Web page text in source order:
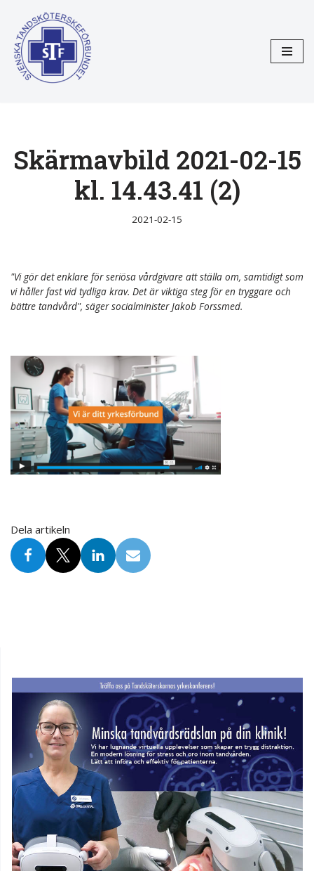
Hoppa
till
innehåll
Skärmavbild 2021-02-15
kl. 14.43.41 (2)
2021-02-15
"Vi gör det enklare för seriösa vårdgivare att ställa om, samtidigt som
vi håller fast vid tydliga krav. Det är viktiga steg för en tryggare och
bättre tandvård", säger socialminister Jakob Forssmed.
Dela artikeln